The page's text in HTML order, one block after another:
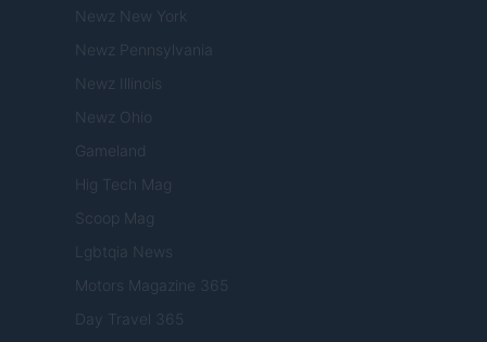
Newz New York
Newz Pennsylvania
Newz Illinois
Newz Ohio
Gameland
Hig Tech Mag
Scoop Mag
Lgbtqia News
Motors Magazine 365
Day Travel 365